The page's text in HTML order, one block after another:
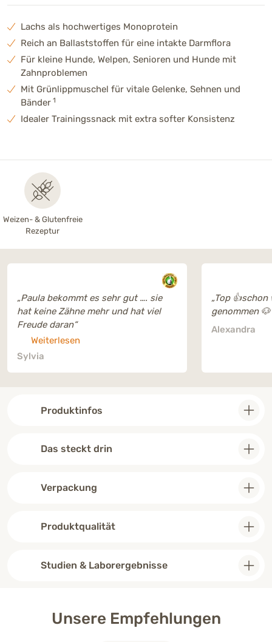
Lachs als hochwertiges Monoprotein
Reich an Ballaststoffen für eine intakte Darmflora
Für kleine Hunde, Welpen, Senioren und Hunde mit
Zahnproblemen
Mit Grünlippmuschel für vitale Gelenke, Sehnen und
Bänder 1
Idealer Trainingssnack mit extra softer Konsistenz
Weizen- & Glutenfreie
Rezeptur
„Paula bekommt es sehr gut …. sie
hat keine Zähne mehr und hat viel
Freude daran“
Weiterlesen
Sylvia
„Top
genommen
Alexandra
Produktinfos
Das steckt drin
Verpackung
Produktqualität
Studien & Laborergebnisse
Unsere Empfehlungen